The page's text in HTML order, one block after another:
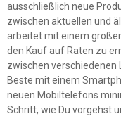
ausschließlich neue
zwischen aktuellen und
arbeitet mit einem
den Kauf auf Raten zu
zwischen verschiedenen
Beste mit einem
neuen Mobiltelefons
Schritt, wie Du vorgehst